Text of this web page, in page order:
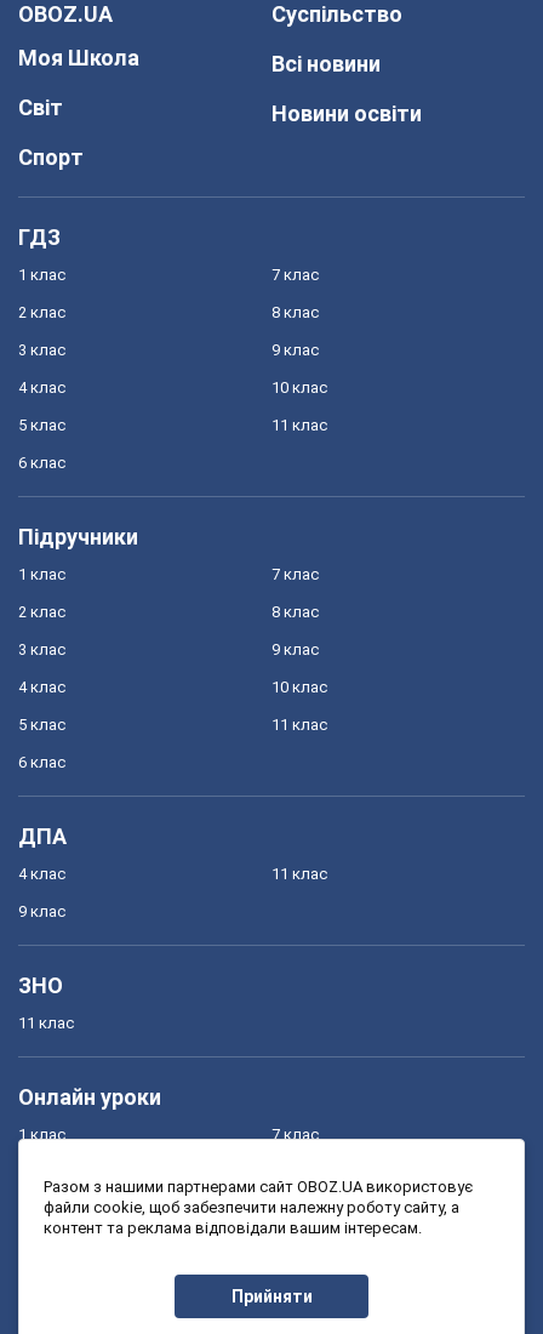
OBOZ.UA
Моя Школа
Світ
Спорт
Суспільство
Всі новини
Новини освіти
ГДЗ
1 клас
2 клас
3 клас
4 клас
5 клас
6 клас
7 клас
8 клас
9 клас
10 клас
11 клас
Підручники
1 клас
2 клас
3 клас
4 клас
5 клас
6 клас
7 клас
8 клас
9 клас
10 клас
11 клас
ДПА
4 клас
9 клас
11 клас
ЗНО
11 клас
Онлайн уроки
1 клас
3 клас
7 клас
9 клас
Разом з нашими партнерами сайт OBOZ.UA використовує
файли cookie, щоб забезпечити належну роботу сайту, а
контент та реклама відповідали вашим інтересам.
Прийняти